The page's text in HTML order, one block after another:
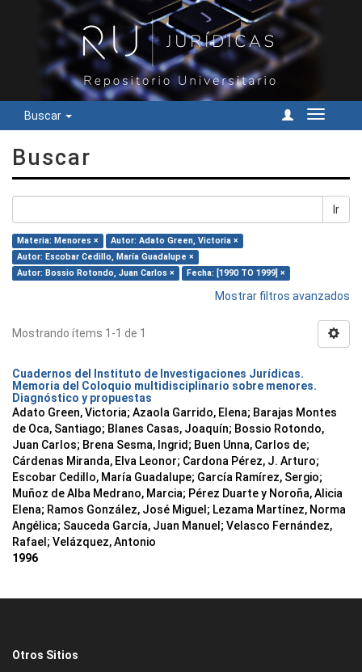
Buscar
Cambiar
Buscar
Ir
Materia: Menores ×
Autor: Adato Green, Victoria ×
Autor: Escobar Cedillo, María Guadalupe ×
Autor: Bossio Rotondo, Juan Carlos ×
Fecha: [1990 TO 1999] ×
Mostrar filtros avanzados
Mostrando ítems 1-1 de 1
Cuadernos del Instituto de Investigaciones Jurídicas.
Memoria del Coloquio multidisciplinario sobre menores.
Diagnóstico y propuestas
Adato Green, Victoria; Azaola Garrido, Elena; Barajas Montes
de Oca, Santiago; Blanes Casas, Joaquín; Bossio Rotondo,
Juan Carlos; Brena Sesma, Ingrid; Buen Unna, Carlos de;
Cárdenas Miranda, Elva Leonor; Cardona Pérez, J. Arturo;
Escobar Cedillo, María Guadalupe; García Ramírez, Sergio;
Muñoz de Alba Medrano, Marcia; Pérez Duarte y Noroña, Alicia
Elena; Ramos González, José Miguel; Lezama Martínez, Norma
Angélica; Sauceda García, Juan Manuel; Velasco Fernández,
Rafael; Velázquez, Antonio
1996
Otros Sitios